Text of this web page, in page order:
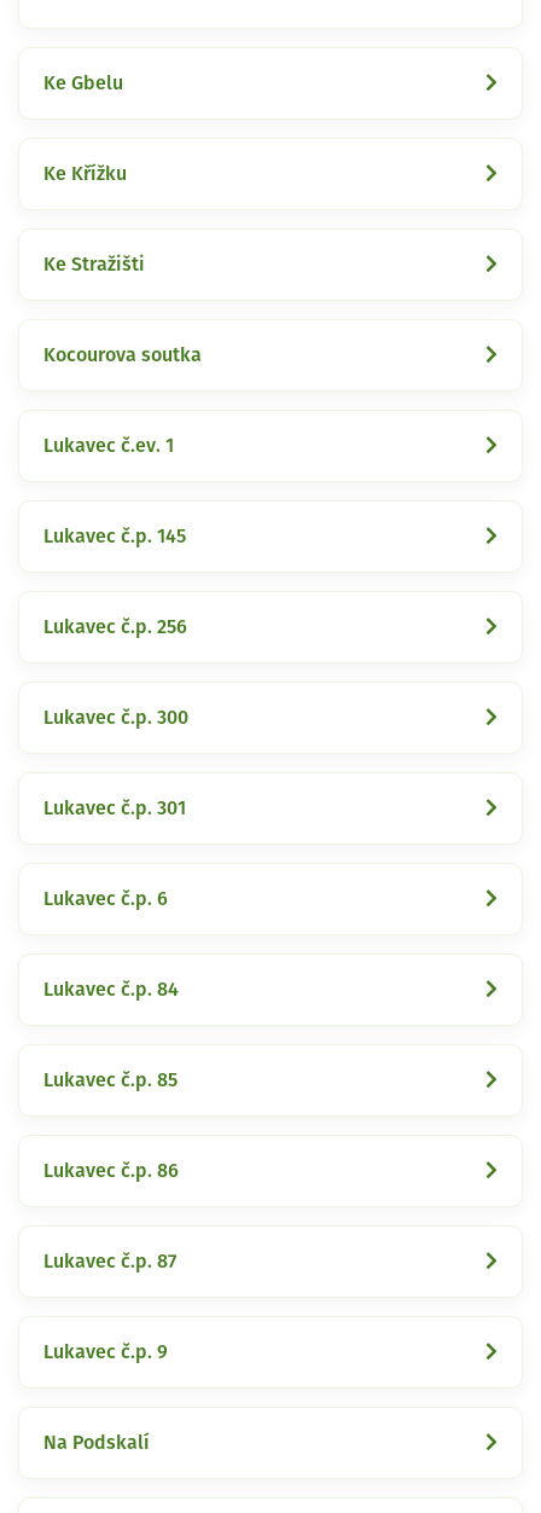
Ke Gbelu
Ke Křížku
Ke Stražišti
Kocourova soutka
Lukavec č.ev. 1
Lukavec č.p. 145
Lukavec č.p. 256
Lukavec č.p. 300
Lukavec č.p. 301
Lukavec č.p. 6
Lukavec č.p. 84
Lukavec č.p. 85
Lukavec č.p. 86
Lukavec č.p. 87
Lukavec č.p. 9
Na Podskalí